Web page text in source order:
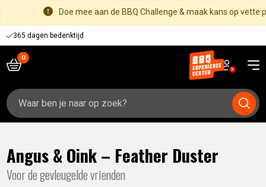
Doe mee aan de BBQ Challenge & maak kans op vette
365 dagen bedenktijd
Zoeken
naar:
Angus & Oink – Feather Duster
Voor de gevleugelde vrienden